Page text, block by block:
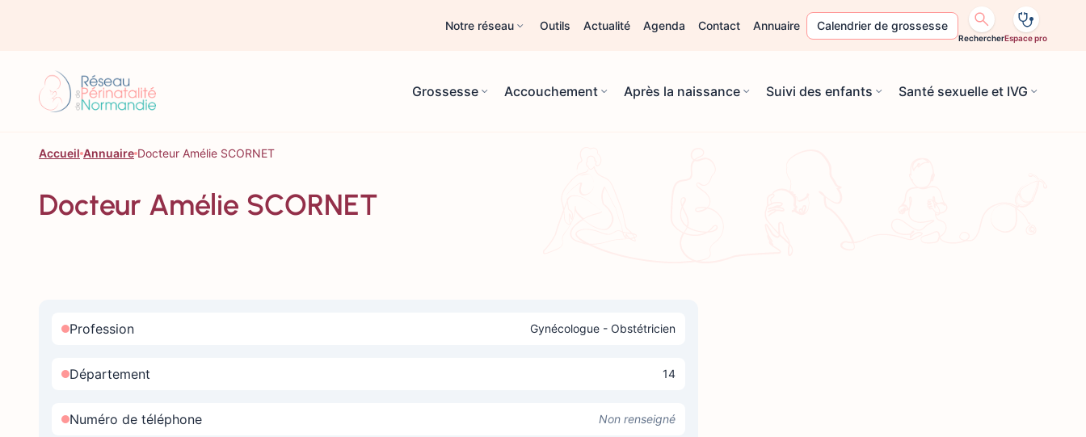
Notre réseau Outils Actualité Agenda Contact Annuaire Calendrier de grossesse
RechercherEspace pro
Grossesse Accouchement Après la naissance Suivi des enfants Santé sexuelle et IVG
Accueil Annuaire Docteur Amélie SCORNET
Docteur Amélie SCORNET
Profession Gynécologue - Obstétricien
Département 14
Numéro de téléphone Non renseigné